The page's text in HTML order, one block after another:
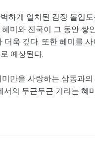
하게 일치된 감정 몰입
미와 진국이 그 동안
욱 깊다. 또한 혜미를
예상된다.
만을 사랑하는 삼동과
의 두근두근 거리는 혜